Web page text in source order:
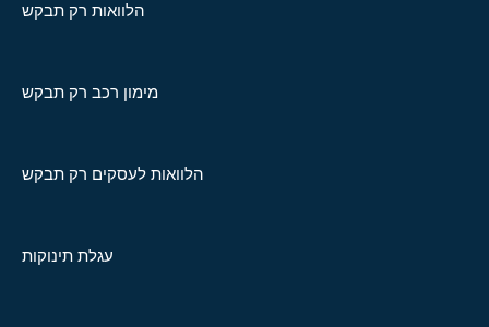
הלוואות רק תבקש
מימון רכב רק תבקש
הלוואות לעסקים רק תבקש
עגלת תינוקות